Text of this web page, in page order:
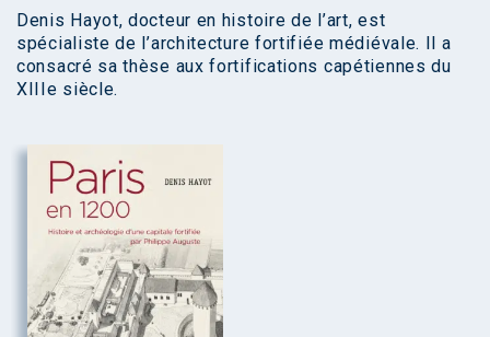
Denis Hayot, docteur en histoire de l’art, est
spécialiste de l’architecture fortifiée médiévale. Il a
consacré sa thèse aux fortifications capétiennes du
XIIIe siècle.